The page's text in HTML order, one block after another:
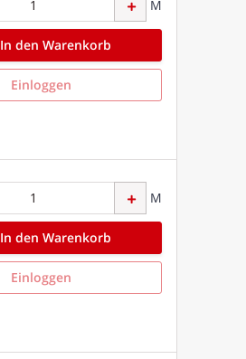
M
In den Warenkorb
Einloggen
M
In den Warenkorb
Einloggen